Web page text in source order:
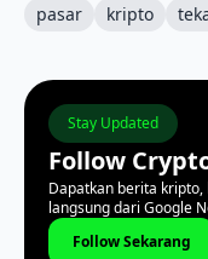
pasar
kripto
Stay Updated
Follow
Dapatkan berita kripto,
langsung dari Google
Follow Sekarang